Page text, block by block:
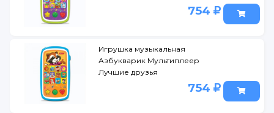
754
Игрушка музыкальная
Азбукварик Мультиплеер
Лучшие друзья
754